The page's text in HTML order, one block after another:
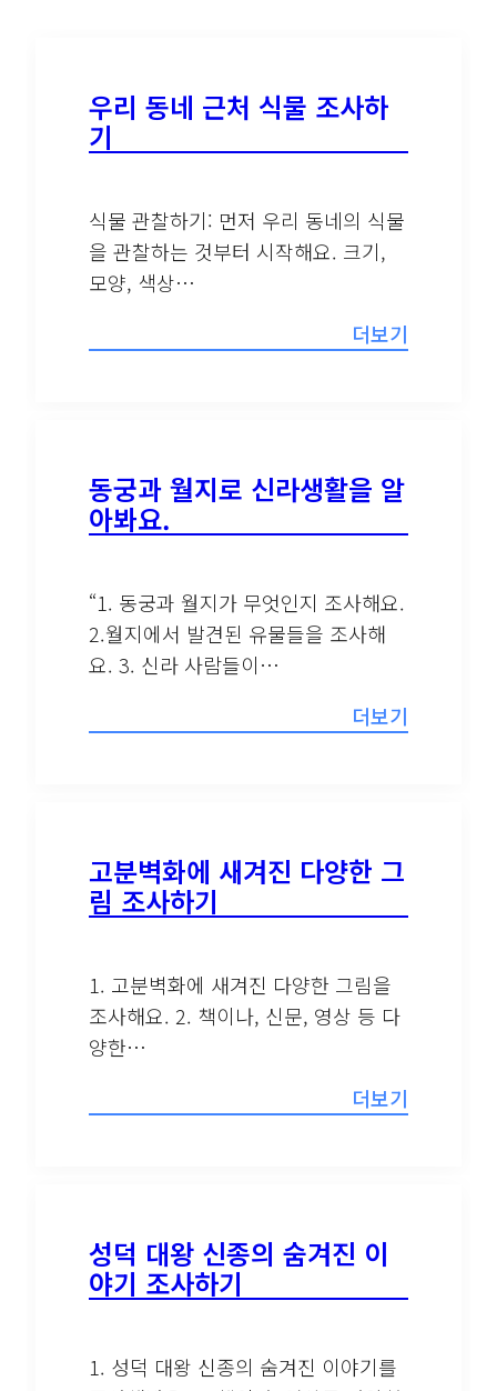
우리 동네 근처 식물 조사하
기
식물 관찰하기: 먼저 우리 동네의 식물
을 관찰하는 것부터 시작해요. 크기,
모양, 색상…
더보기
동궁과 월지로 신라생활을 알
아봐요.
“1. 동궁과 월지가 무엇인지 조사해요.
2.월지에서 발견된 유물들을 조사해
요. 3. 신라 사람들이…
더보기
고분벽화에 새겨진 다양한 그
림 조사하기
1. 고분벽화에 새겨진 다양한 그림을
조사해요. 2. 책이나, 신문, 영상 등 다
양한…
더보기
성덕 대왕 신종의 숨겨진 이
야기 조사하기
1. 성덕 대왕 신종의 숨겨진 이야기를